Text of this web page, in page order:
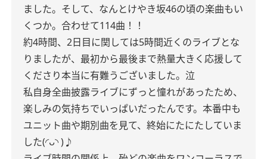
ました。そして、なんとけやき坂46の頃の楽曲もい
くつか。合わせて114曲！！
約4時間、2日目に関しては5時間近くのライブとな
りましたが、最初から最後まで熱量大きく応援して
くださり本当に有難うございました。泣
私自身全曲披露ライブにずっと憧れがあったため、
楽しみの気持ちでいっぱいだったんです。本番中も
ユニット曲や期別曲を見て、終始にたにたしていま
した(◜ᴗ◝ )♪